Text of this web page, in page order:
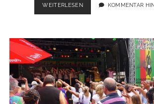
WEITERLESEN„!
אתה
„DU
BIST
DER
MANN!“
–
2.
SAMUEL
KOMMENTAR